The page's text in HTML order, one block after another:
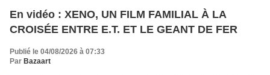
En vidéo : XENO, UN FILM FAMILIAL À LA
CROISÉE ENTRE E.T. ET LE GEANT DE FER
Publié le 04/08/2026 à 07:33
Par Bazaart